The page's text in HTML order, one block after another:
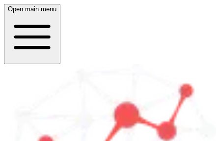
Open main menu